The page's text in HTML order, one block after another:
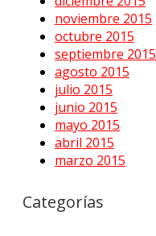
noviembre 2015
octubre 2015
septiembre 2015
agosto 2015
julio 2015
junio 2015
mayo 2015
abril 2015
marzo 2015
Categorías